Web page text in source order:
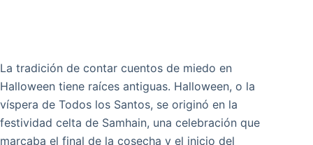
La tradición de contar cuentos de miedo en
Halloween tiene raíces antiguas. Halloween, o la
víspera de Todos los Santos, se originó en la
festividad celta de Samhain, una celebración que
marcaba el final de la cosecha y el inicio del